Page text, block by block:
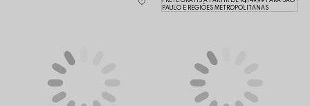
PAULO E REGIÕES METROPOLITANAS